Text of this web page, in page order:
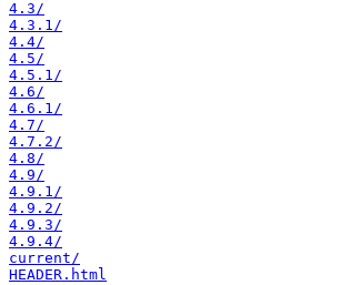
4.3/
4.3.1/
4.4/
4.5/
4.5.1/
4.6/
4.6.1/
4.7/
4.7.2/
4.8/
4.9/
4.9.1/
4.9.2/
4.9.3/
4.9.4/
current/
HEADER.html